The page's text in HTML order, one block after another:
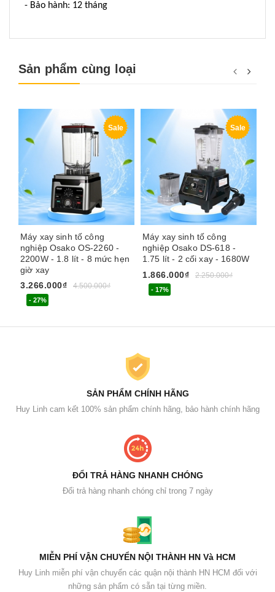
- Bảo hành: 12 tháng
Sản phẩm cùng loại
Sale
Máy xay sinh tố công
nghiệp Osako OS-2260 -
2200W - 1.8 lít - 8 mức hẹn
giờ xay
3.266.000₫
4.500.000₫
- 27%
Sale
Máy xay sinh tố công
nghiệp Osako DS-618 -
1.75 lít - 2 cối xay - 1680W
1.866.000₫
2.250.000₫
- 17%
SẢN PHẨM CHÍNH HÃNG
Huy Linh cam kết 100% sản phẩm chính hãng, bảo hành chính hãng
ĐỔI TRẢ HÀNG NHANH CHÓNG
Đổi trả hàng nhanh chóng chỉ trong 7 ngày
MIỄN PHÍ VẬN CHUYỂN NỘI THÀNH HN Và HCM
Huy Linh miễn phí vận chuyển các quận nội thành HN HCM đối với
những sản phẩm có sẵn tại từng miền.